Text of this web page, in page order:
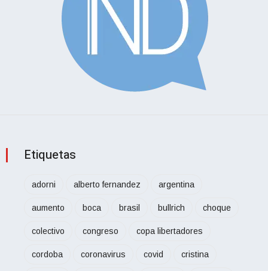
Etiquetas
adorni alberto fernandez argentina
aumento boca brasil bullrich choque
colectivo congreso copa libertadores
cordoba coronavirus covid cristina